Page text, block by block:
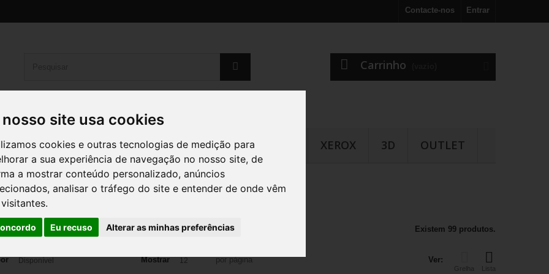
nosso site usa cookies
cookies e outras tecnologias de medição para
a sua experiência de navegação no nosso site, de
a mostrar conteúdo personalizado, anúncios
analisar o tráfego do site e entender de onde vêm
Eu recuso Alterar as minhas preferências
Entrar
Contacte-nos
Carrinho
EPSON HP KYOCERA OKI XEROX 3D OUTLET
Existem 99 produtos.
Ver:
Grelha Lista
Disponível Mostrar 12 por página